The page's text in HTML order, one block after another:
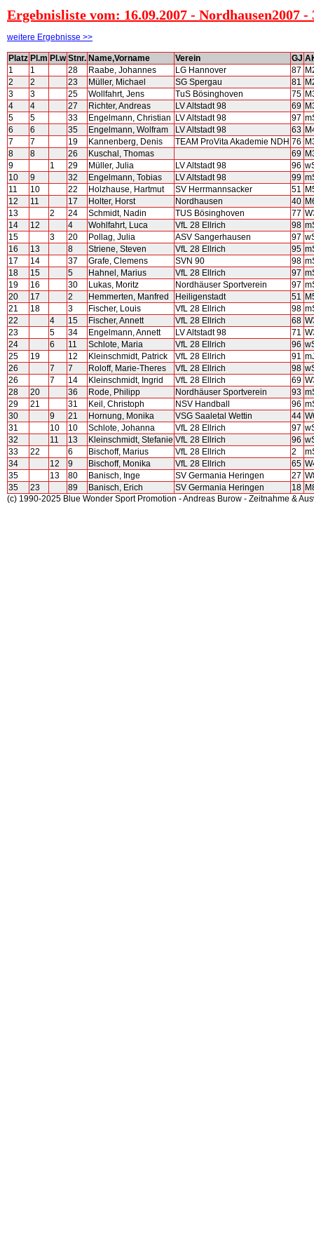
Ergebnisliste vom: 16.09.2007 - Nordhausen2007 -
weitere Ergebnisse >>
Platz Pl.m Pl.w Stnr. Name,Vorname Verein GJ
1
1 28 Raabe, Johannes LG Hannover 87
2
2 23 Müller, Michael SG Spergau 81
3
3 25 Wollfahrt, Jens TuS Bösinghoven 75
4
4 27 Richter, Andreas LV Altstadt 98 69
5
5 33 Engelmann, Christian LV Altstadt 98 97
6
6 35 Engelmann, Wolfram LV Altstadt 98 63
7
7 19 Kannenberg, Denis TEAM ProVita Akademie NDH 76
8
8 26 Kuschal, Thomas 69
9
1 29 Müller, Julia LV Altstadt 98 96
10
9 32 Engelmann, Tobias LV Altstadt 98 99
11
10 22 Holzhause, Hartmut SV Herrmannsacker 51
12
11 17 Holter, Horst Nordhausen 40
13
2 24 Schmidt, Nadin TUS Bösinghoven 77
14
12 4 Wohlfahrt, Luca VfL 28 Ellrich 98
15
3 20 Pollag, Julia ASV Sangerhausen 97
16
13 8 Striene, Steven VfL 28 Ellrich 95
17
14 37 Grafe, Clemens SVN 90 98
18
15 5 Hahnel, Marius VfL 28 Ellrich 97
19
16 30 Lukas, Moritz Nordhäuser Sportverein 97
20
17 2 Hemmerten, Manfred Heiligenstadt 51
21
18 3 Fischer, Louis VfL 28 Ellrich 98
22
4 15 Fischer, Annett VfL 28 Ellrich 68
23
5 34 Engelmann, Annett LV Altstadt 98 71
24
6 11 Schlote, Maria VfL 28 Ellrich 96
25
19 12 Kleinschmidt, Patrick VfL 28 Ellrich 91
26
7 7 Roloff, Marie-Theres VfL 28 Ellrich 98
26
7 14 Kleinschmidt, Ingrid VfL 28 Ellrich 69
28
20 36 Rode, Philipp Nordhäuser Sportverein 93
29
21 31 Keil, Christoph NSV Handball 96
30
9 21 Hornung, Monika VSG Saaletal Wettin 44
31
10 10 Schlote, Johanna VfL 28 Ellrich 97
32
11 13 Kleinschmidt, Stefanie VfL 28 Ellrich 96
33
22 6 Bischoff, Marius VfL 28 Ellrich 2
34
12 9 Bischoff, Monika VfL 28 Ellrich 65
35
13 80 Banisch, Inge SV Germania Heringen 27
35
23 89 Banisch, Erich SV Germania Heringen 18
(c) 1990-2025 Blue Wonder Sport Promotion - Andreas Burow - Zeitnahme &